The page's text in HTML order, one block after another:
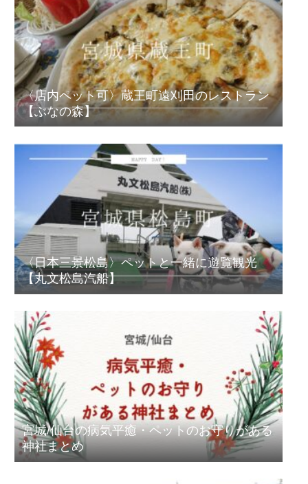
〈店内ペット可〉蔵王町遠刈田のレストラン
【ぶなの森】
〈日本三景松島〉ペットと一緒に遊覧観光
【丸文松島汽船】
宮城/仙台の病気平癒・ペットのお守りがある
神社まとめ